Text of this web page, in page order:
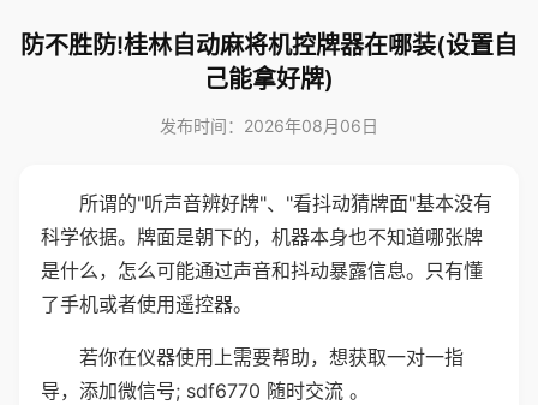
防不胜防!桂林自动麻将机控牌器在哪装(设置自
己能拿好牌)
发布时间：2026年08月06日
所谓的"听声音辨好牌"、"看抖动猜牌面"基本没有
科学依据。牌面是朝下的，机器本身也不知道哪张牌
是什么，怎么可能通过声音和抖动暴露信息。只有懂
了手机或者使用遥控器。
若你在仪器使用上需要帮助，想获取一对一指
导，添加微信号; sdf6770 随时交流 。